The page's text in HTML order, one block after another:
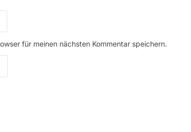
für meinen nächsten Kommentar speichern.